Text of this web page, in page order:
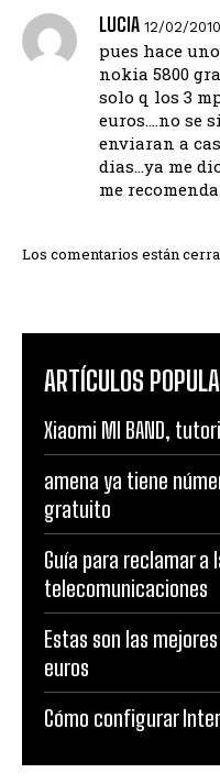
LUCIA 12/02/
pues hace
nokia 5800
solo q los 3
euros….no se
enviaran a
dias…ya me
me
Los comentarios están
ARTÍCULOS
Xiaomi MI BAND,
amena ya tiene
gratuito
Guía para reclamar a
telecomunicaciones
Estas son las
euros
Cómo configurar